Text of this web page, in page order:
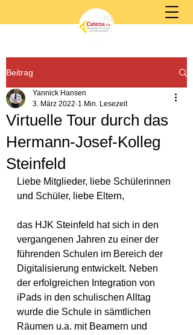
Beitrag
Virtuelle Tour durch das
Hermann-Josef-Kolleg
Steinfeld
Yannick Hansen
3. März 2022 1 Min. Lesezeit
Liebe Mitglieder, liebe Schülerinnen
und Schüler, liebe Eltern,
das HJK Steinfeld hat sich in den
vergangenen Jahren zu einer der
führenden Schulen im Bereich der
Digitalisierung entwickelt. Neben
der erfolgreichen Integration von
iPads in den schulischen Alltag
wurde die Schule in sämtlichen
Räumen u.a. mit Beamern und